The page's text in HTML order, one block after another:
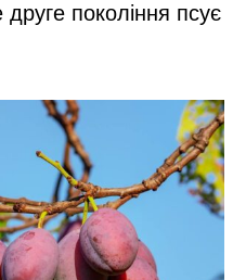
покоління псує